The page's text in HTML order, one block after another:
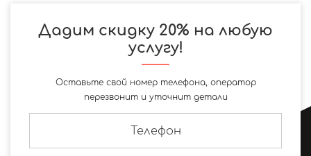
Дадим скидку 20% на любую
услугу!
Оставьте свой номер телефона, оператор
перезвонит и уточнит детали